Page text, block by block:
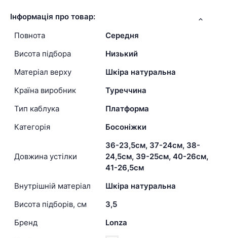
Інформація про товар:
Повнота
Середня
Висота підбора
Низький
Матеріал верху
Шкіра натуральна
Країна виробник
Туреччина
Тип каблука
Платформа
Категорія
Босоніжки
Довжина устілки
36-23,5см, 37-24см, 38-
24,5см, 39-25см, 40-26см,
41-26,5см
Внутрішній матеріал
Шкіра натуральна
Висота підборів, см
3,5
Бренд
Lonza